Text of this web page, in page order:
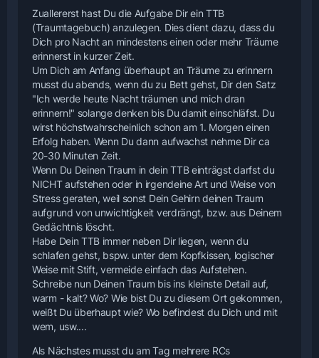
Zuallererst hast Du die Aufgabe Dir ein TTB
(Traumtagebuch) anzulegen. Dies dient dazu, dass du
Dich pro Nacht an mindestens einen oder mehr Träume
erinnerst in kurzer Zeit.
Um Dich am Anfang überhaupt an Träume zu erinnern
musst du abends, wenn du zu Bett gehst, Dir den Satz
"Ich werde heute Nacht träumen und mich dran
erinnern!" solange denken bis Du damit einschläfst. Du
wirst höchstwahrscheinlich schon am 1. Morgen einen
Erfolg haben. Wenn Du dann aufwachst nehme Dir ca
20-30 Minuten Zeit.
Wenn Du Deinen Traum in dein TTB einträgst darfst du
NICHT aufstehen oder in irgendeine Art und Weise von
Stress geraten, weil sonst Dein Gehirn deinen Traum
aufgrund von unwichtigkeit verdrängt, bzw. aus Deinem
Gedächtnis löscht.
Habe Dein TTB immer neben Dir liegen, wenn du
schlafen gehst, bspw. unter dem Kopfkissen, logischer
Weise mit Stift, vermeide einfach das Aufstehen.
Schreibe nun Deinen Traum bis ins kleinste Detail auf,
warm - kalt? Wo? Wie bist Du zu diesem Ort gekommen,
weißt Du überhaupt wie? Wo befindest du Dich und mit
wem, usw....
Als Nächstes musst du am Tag mehrere RCs